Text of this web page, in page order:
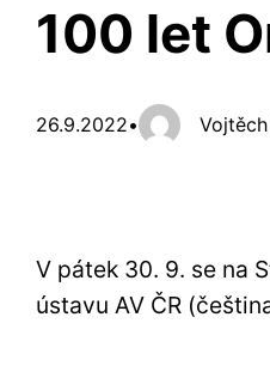
100 let
26.9.2022•
V pátek 30. 9. se na
ústavu AV ČR